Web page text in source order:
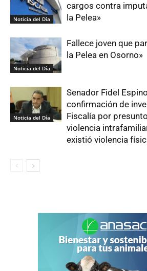
Noticia del Día
cargos contra
la Pelea»
Noticia del Día
Fallece joven que
la Pelea en Osorno»
Noticia del Día
Senador Fidel
confirmación de
Fiscalía por
violencia
existió violencia